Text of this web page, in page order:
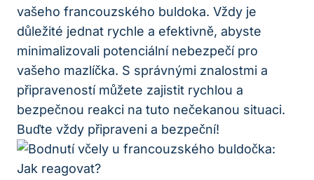
vašeho francouzského buldoka. Vždy je
důležité jednat rychle a efektivně, abyste
minimalizovali potenciální nebezpečí pro
vašeho mazlíčka. S správnými znalostmi a
připraveností můžete zajistit rychlou a
bezpečnou reakci na tuto nečekanou situaci.
Buďte vždy připraveni a bezpeční!